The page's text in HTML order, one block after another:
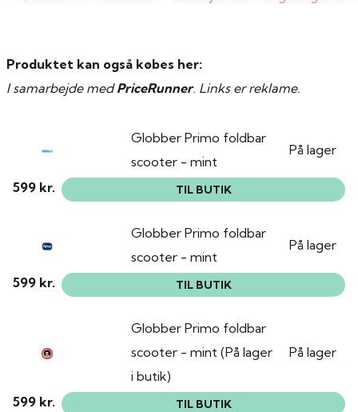
Produktet kan også købes her:
I samarbejde medPriceRunner. Links er reklame.
Globber Primo foldbar
scooter - mint
På lager
599 kr. TIL BUTIK
Globber Primo foldbar
scooter - mint
På lager
599 kr. TIL BUTIK
Globber Primo foldbar
scooter - mint (På lager
i butik)
På lager
599 kr. TIL BUTIK